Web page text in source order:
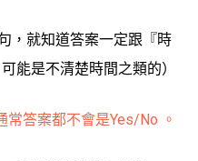
，就知道答案一定跟『時
能是不清楚時間之類的）
常答案都不會是Yes/No 。